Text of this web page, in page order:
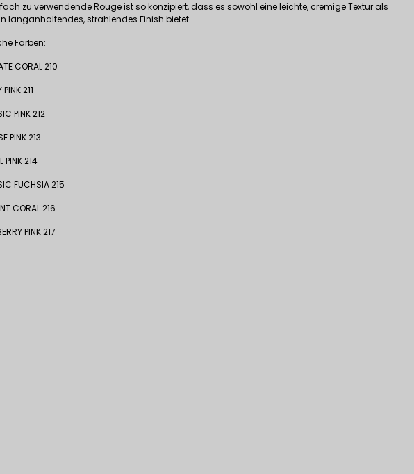
zu verwendende Rouge ist so konzipiert, dass es sowohl eine leichte, cremige Textur als
langanhaltendes, strahlendes Finish bietet.
Farben:
CORAL 210
211
PINK 212
PINK 213
PINK 214
FUCHSIA 215
CORAL 216
PINK 217